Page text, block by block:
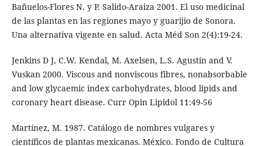
Bañuelos-Flores N. y P. Salido-Araiza 2001. El uso medicinal
de las plantas en las regiones mayo y guarijio de Sonora.
Una alternativa vigente en salud. Acta Méd Son 2(4):19-24.
Jenkins D J, C.W. Kendal, M. Axelsen, L.S. Agustín and V.
Vuskan 2000. Viscous and nonviscous fibres, nonabsorbable
and low glycaemic index carbohydrates, blood lipids and
coronary heart disease. Curr Opin Lipidol 11:49-56
Martínez, M. 1987. Catálogo de nombres vulgares y
científicos de plantas mexicanas. México. Fondo de Cultura